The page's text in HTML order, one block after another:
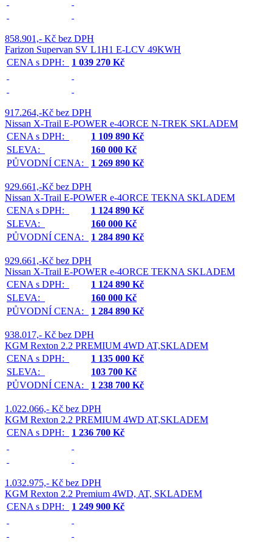
858.901,- Kč bez DPH
Farizon Supervan SV L1H1 E-LCV 49KWH
CENA s DPH:
1 039 270 Kč
917.264,-Kč bez DPH
Nissan X-Trail E-POWER e-4ORCE N-TREK SKLADEM
CENA s DPH:
1 109 890 Kč
SLEVA:
160 000 Kč
PŮVODNÍ CENA:
1 269 890 Kč
929.661,-Kč bez DPH
Nissan X-Trail E-POWER e-4ORCE TEKNA SKLADEM
CENA s DPH:
1 124 890 Kč
SLEVA:
160 000 Kč
PŮVODNÍ CENA:
1 284 890 Kč
929.661,-Kč bez DPH
Nissan X-Trail E-POWER e-4ORCE TEKNA SKLADEM
CENA s DPH:
1 124 890 Kč
SLEVA:
160 000 Kč
PŮVODNÍ CENA:
1 284 890 Kč
938.017,- Kč bez DPH
KGM Rexton 2.2 PREMIUM 4WD AT,SKLADEM
CENA s DPH:
1 135 000 Kč
SLEVA:
103 700 Kč
PŮVODNÍ CENA:
1 238 700 Kč
1.022.066,- Kč bez DPH
KGM Rexton 2.2 PREMIUM 4WD AT,SKLADEM
CENA s DPH:
1 236 700 Kč
1.032.975,- Kč bez DPH
KGM Rexton 2.2 Premium 4WD, AT, SKLADEM
CENA s DPH:
1 249 900 Kč